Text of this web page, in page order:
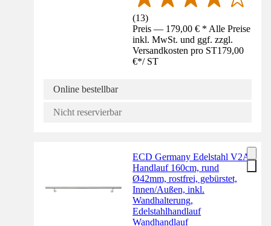
(13)
Preis — 179,00 € * Alle Preise
inkl. MwSt. und ggf. zzgl.
Versandkosten pro ST179,00
€*/ ST
Online bestellbar
Nicht reservierbar
ECD Germany Edelstahl V2A
Handlauf 160cm, rund
Ø42mm, rostfrei, gebürstet,
Innen/Außen, inkl.
Wandhalterung,
Edelstahlhandlauf
Wandhandlauf